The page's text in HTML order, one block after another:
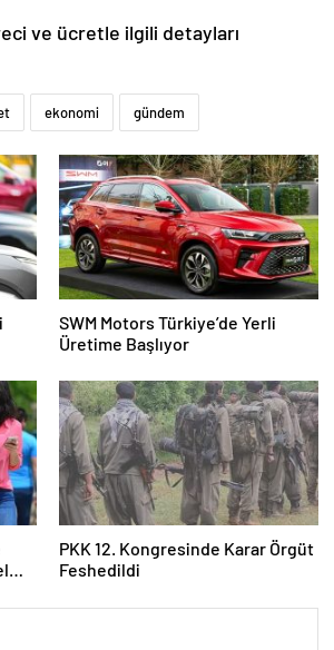
ve ücretle ilgili detayları
ekonomi gündem
SWM Motors Türkiye’de Yerli
Üretime Başlıyor
PKK 12. Kongresinde Karar Örgüt
Feshedildi